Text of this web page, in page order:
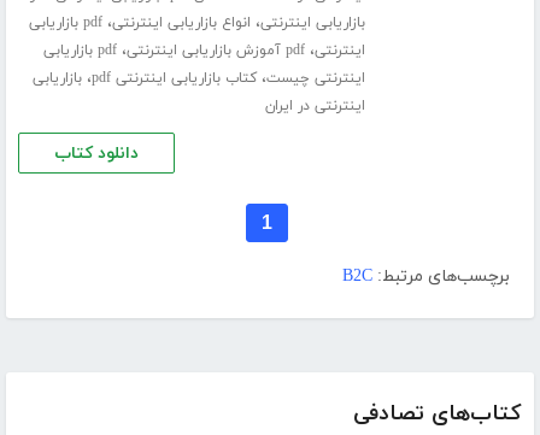
کتاب‌های تصادفی
بازاریابی اینترنتی، انواع بازاریابی اینترنتی،
pdf بازاریابی
اینترنتی،pdf آموزش بازاریابی اینترنتی ،
pdf بازاریابی
اینترنتی چیست،کتاب بازاریابی اینترنتی pdf ،بازاریابی
اینترنتی در ایران
دانلود کتاب
1
برچسب‌های مرتبط: B2C